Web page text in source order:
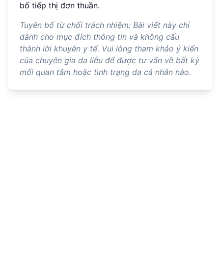
bố tiếp thị đơn thuần.
Tuyên bố từ chối trách nhiệm: Bài viết này chỉ
dành cho mục đích thông tin và không cấu
thành lời khuyên y tế. Vui lòng tham khảo ý kiến
của chuyên gia da liễu để được tư vấn về bất kỳ
mối quan tâm hoặc tình trạng da cá nhân nào.